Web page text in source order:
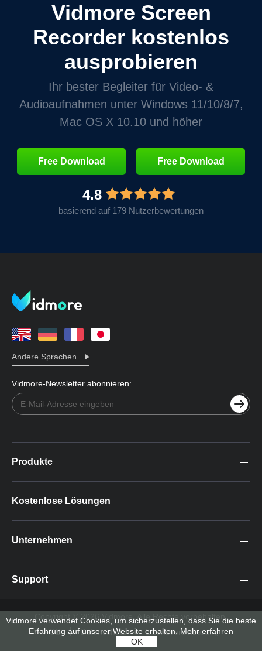
Vidmore Screen
Recorder kostenlos
ausprobieren
Ihr bester Begleiter für Video- &
Audioaufnahmen unter Windows 11/10/8/7,
Mac OS X 10.10 und höher
Free Download Free Download
4.8
basierend auf 179 Nutzerbewertungen
Andere Sprachen
Vidmore-Newsletter abonnieren:
Produkte
Kostenlose Lösungen
Unternehmen
Support
Copyright © 2026 Vidmore. Alle Rechte vorbehalten.
AGB
Datenschutz Lizenzvereinbarung
Vidmore verwendet Cookies, um sicherzustellen, dass Sie die beste
Erfahrung auf unserer Website erhalten. Mehr erfahren
OK